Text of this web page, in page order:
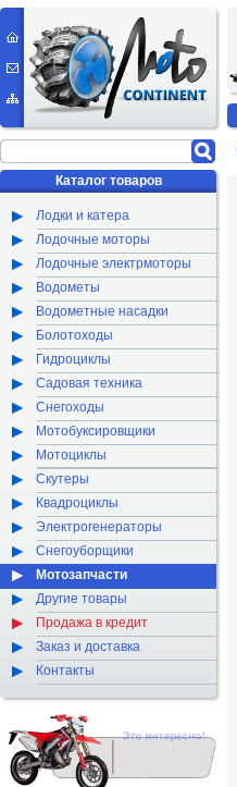
Каталог товаров
Лодки и катера
Лодочные моторы
Лодочные электрмоторы
Водометы
Водометные насадки
Болотоходы
Гидроциклы
Садовая техника
Снегоходы
Мотобуксировщики
Мотоциклы
Скутеры
Квадроциклы
Электрогенераторы
Снегоуборщики
Мотозапчасти
Другие товары
Продажа в кредит
Заказ и доставка
Контакты